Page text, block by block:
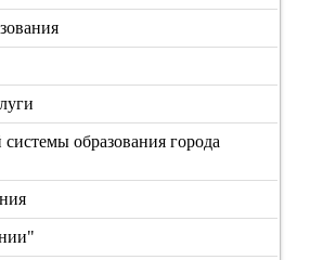
образования города